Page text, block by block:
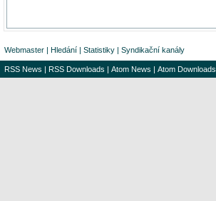
Webmaster | Hledání | Statistiky | Syndikační kanály
RSS News | RSS Downloads | Atom News | Atom Downloads